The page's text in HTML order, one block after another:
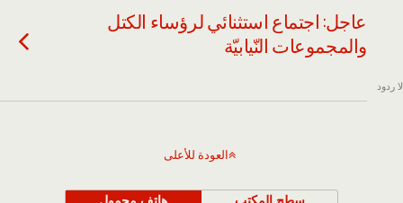
عاجل: اجتماع استثنائي لرؤساء الكتل
والمجموعات النّيابيّة
لا ردود
العودة للأعلى